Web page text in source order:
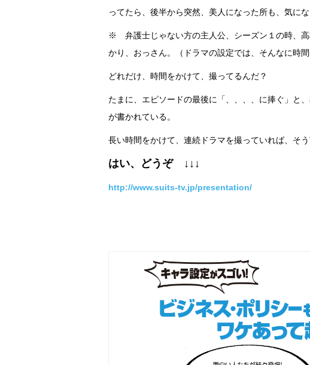
ってたら、後半から突然、美人になった所も、気にな
※ 弁護士じゃない方の主人公、シーズン１の時、
かり、おっさん。（ドラマの設定では、そんなに時間
どれだけ、時間をかけて、撮ってるんだ？
たまに、エピソードの最後に「、、、、に捧ぐ」と
が書かれている。
長い時間をかけて、連続ドラマを撮っていれば、そ
はい、どうぞ ↓↓↓
http://www.suits-tv.jp/presentation/